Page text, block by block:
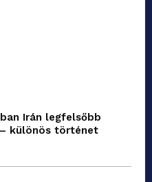
Irán legfelsőbb
különös történet